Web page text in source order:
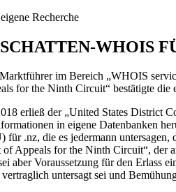
Recherche
WHOIS
im Bereich „WHOIS
for the Ninth Circuit“ bestätigte
erließ der „United States District
in eigene Datenbanken
für .nz, die es jedermann
of Appeals for the Ninth Circuit“, der
aber Voraussetzung für den
untersagt sei und